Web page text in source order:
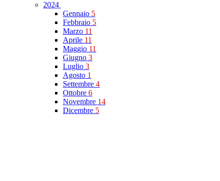
2024
Gennaio 5
Febbraio 5
Marzo 11
Aprile 11
Maggio 11
Giugno 3
Luglio 3
Agosto 1
Settembre 4
Ottobre 6
Novembre 14
Dicembre 5